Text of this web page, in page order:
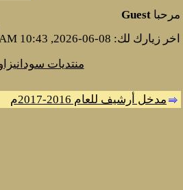
مرحبا Guest
اخر زيارك لك: 08-06-2026, 10:43 AM
منتديات
مدخل أرشيف للعام 2016-2017م